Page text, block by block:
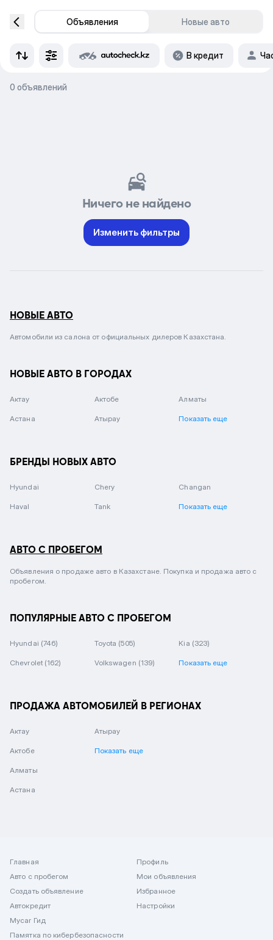
Объявления Новые авто
В кредит
0 объявлений
Ничего не найдено
Изменить фильтры
НОВЫЕ АВТО
Автомобили из салона от официальных дилеров Казахстана.
НОВЫЕ АВТО В ГОРОДАХ
Актау Актобе Алматы
Астана Атырау Показать еще
БРЕНДЫ НОВЫХ АВТО
Hyundai Chery Changan
Haval Tank Показать еще
АВТО С ПРОБЕГОМ
Объявления о продаже авто в Казахстане. Покупка и продажа авто с
пробегом.
ПОПУЛЯРНЫЕ АВТО С ПРОБЕГОМ
Hyundai (746) Toyota (505) Kia (323)
Chevrolet (162) Volkswagen (139) Показать еще
ПРОДАЖА АВТОМОБИЛЕЙ В РЕГИОНАХ
Актау
Актобе
Алматы
Астана
Атырау
Показать еще
Главная
Авто с пробегом
Создать объявление
Автокредит
Mycar Гид
Памятка по кибербезопасности
Профиль
Мои объявления
Избранное
Настройки